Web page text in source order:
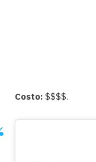
Costo: $$$$.